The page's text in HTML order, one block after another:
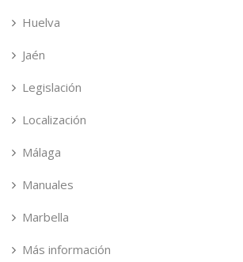
Huelva
Jaén
Legislación
Localización
Málaga
Manuales
Marbella
Más información